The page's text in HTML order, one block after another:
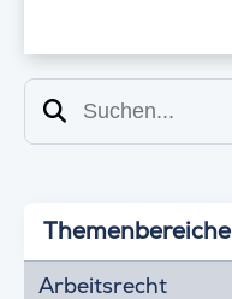
Suchen
Themenbereiche
Arbeitsrecht